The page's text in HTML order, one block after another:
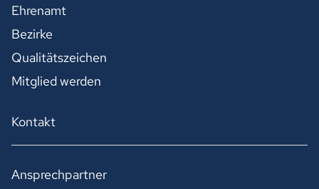
Ehrenamt
Bezirke
Qualitätszeichen
Mitglied werden
Kontakt
Ansprechpartner